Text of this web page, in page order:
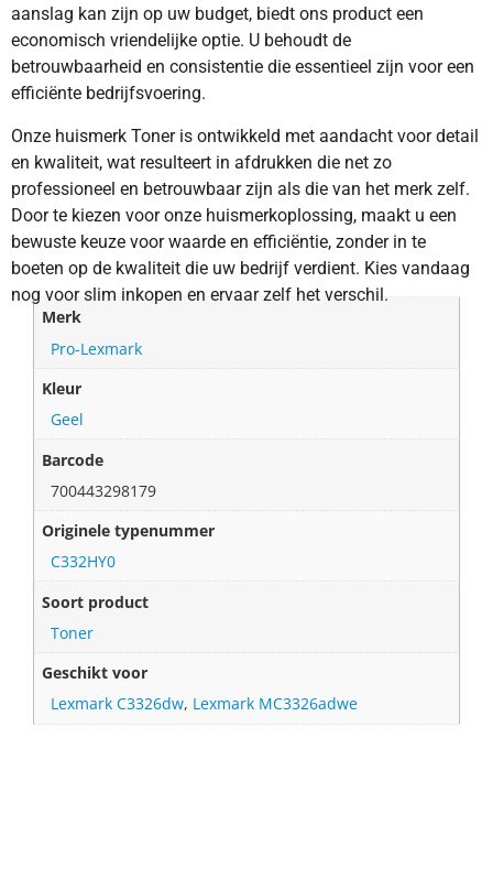
aanslag kan zijn op uw budget, biedt ons product een
economisch vriendelijke optie. U behoudt de
betrouwbaarheid en consistentie die essentieel zijn voor een
efficiënte bedrijfsvoering.
Onze huismerk Toner is ontwikkeld met aandacht voor detail
en kwaliteit, wat resulteert in afdrukken die net zo
professioneel en betrouwbaar zijn als die van het merk zelf.
Door te kiezen voor onze huismerkoplossing, maakt u een
bewuste keuze voor waarde en efficiëntie, zonder in te
boeten op de kwaliteit die uw bedrijf verdient. Kies vandaag
nog voor slim inkopen en ervaar zelf het verschil.
Merk
Pro-Lexmark
Kleur
Geel
Barcode
700443298179
Originele typenummer
C332HY0
Soort product
Toner
Geschikt voor
Lexmark C3326dw, Lexmark MC3326adwe